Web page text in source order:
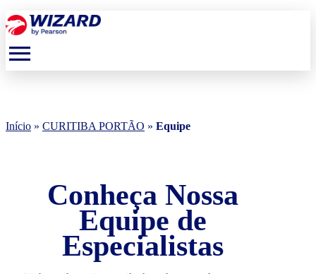
menu
Início » CURITIBA PORTÃO » Equipe
Conheça Nossa
Equipe de
Especialistas